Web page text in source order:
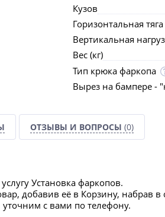
Кузов
Горизонтальная тяга
Вертикальная
Вес (кг)
Тип крюка фаркопа
Вырез на бампере -
ОТЗЫВЫ И ВОПРОСЫ (0)
Установка фаркопов.
добавив её в Корзину, набрав в
с вами по телефону.